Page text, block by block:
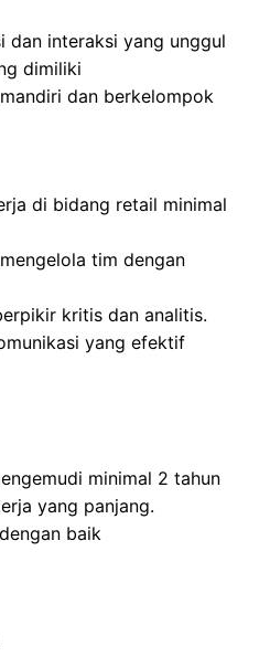
dan interaksi yang unggul
dimiliki
dan berkelompok
di bidang retail minimal
tim dengan
kritis dan analitis.
yang efektif
minimal 2 tahun
yang panjang.
baik